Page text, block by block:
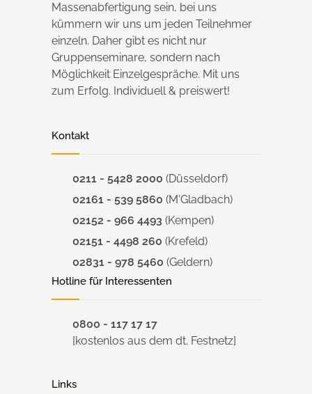
Massenabfertigung sein, bei uns
kümmern wir uns um jeden Teilnehmer
einzeln. Daher gibt es nicht nur
Gruppenseminare, sondern nach
Möglichkeit Einzelgespräche. Mit uns
zum Erfolg. Individuell & preiswert!
Kontakt
0211 - 5428 2000 (Düsseldorf)
02161 - 539 5860 (M'Gladbach)
02152 - 966 4493 (Kempen)
02151 - 4498 260 (Krefeld)
02831 - 978 5460 (Geldern)
Hotline für Interessenten
0800 - 117 17 17
[kostenlos aus dem dt. Festnetz]
Links